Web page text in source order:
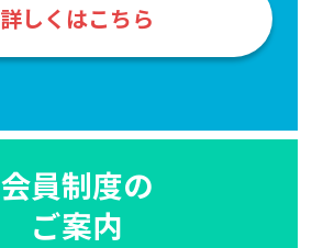
詳しくはこちら
会員制度の
ご案内